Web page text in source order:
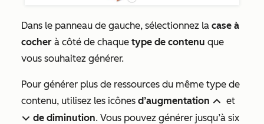
Dans le panneau de gauche, sélectionnez la case à
cocher à côté de chaque type de contenu que
vous souhaitez générer.
Pour générer plus de ressources du même type de
contenu, utilisez les icônes d’augmentation up et
down de diminution. Vous pouvez générer jusqu’à six